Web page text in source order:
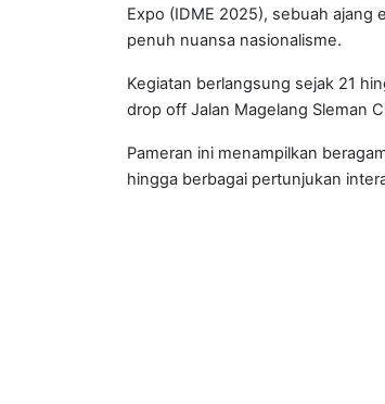
Expo (IDME 2025), sebuah ajang
penuh nuansa nasionalisme.
Kegiatan berlangsung sejak 21
drop off Jalan Magelang Sleman
Pameran ini menampilkan
hingga berbagai pertunjukan